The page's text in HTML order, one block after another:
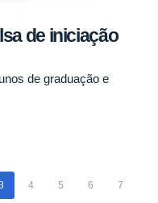
de iniciação
de graduação e
4 5 6 7